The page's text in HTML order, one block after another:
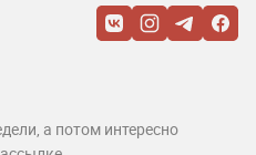
а потом интересно